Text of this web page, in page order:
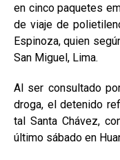
en cinco paquetes
de viaje de
Espinoza, quien
San Miguel, Lima.
Al ser consultado
droga, el detenido
tal Santa Chávez,
último sábado en